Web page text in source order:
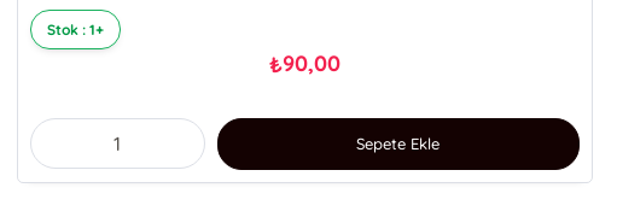
Stok : 1+
₺90,00
Sepete Ekle